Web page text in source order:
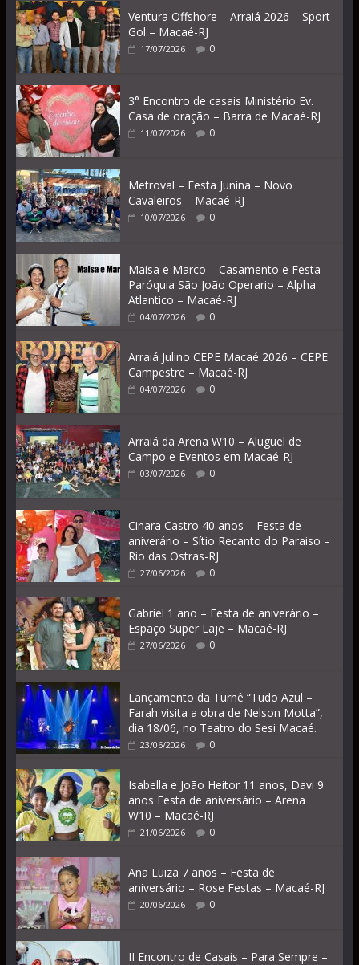
Ventura Offshore – Arraiá 2026 – Sport
Gol – Macaé-RJ
17/07/2026 0
3° Encontro de casais Ministério Ev.
Casa de oração – Barra de Macaé-RJ
11/07/2026 0
Metroval – Festa Junina – Novo
Cavaleiros – Macaé-RJ
10/07/2026 0
Maisa e Marco – Casamento e Festa –
Paróquia São João Operario – Alpha
Atlantico – Macaé-RJ
04/07/2026 0
Arraiá Julino CEPE Macaé 2026 – CEPE
Campestre – Macaé-RJ
04/07/2026 0
Arraiá da Arena W10 – Aluguel de
Campo e Eventos em Macaé-RJ
03/07/2026 0
Cinara Castro 40 anos – Festa de
aniverário – Sítio Recanto do Paraiso –
Rio das Ostras-RJ
27/06/2026 0
Gabriel 1 ano – Festa de aniverário –
Espaço Super Laje – Macaé-RJ
27/06/2026 0
Lançamento da Turnê “Tudo Azul –
Farah visita a obra de Nelson Motta”,
dia 18/06, no Teatro do Sesi Macaé.
23/06/2026 0
Isabella e João Heitor 11 anos, Davi 9
anos Festa de aniversário – Arena
W10 – Macaé-RJ
21/06/2026 0
Ana Luiza 7 anos – Festa de
aniversário – Rose Festas – Macaé-RJ
20/06/2026 0
II Encontro de Casais – Para Sempre –